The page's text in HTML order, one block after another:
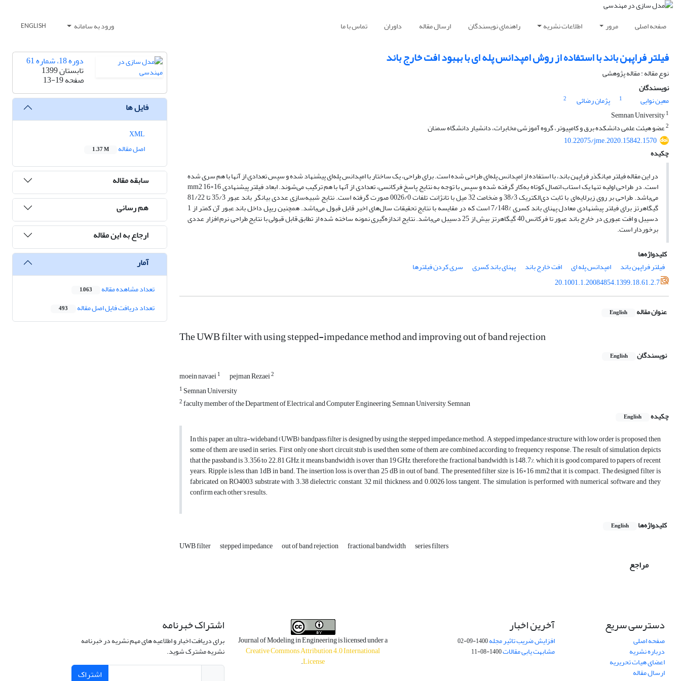
صفحه اصلی مرور اطلاعات نشریه راهنمای نویسندگان ارسال مقاله داوران تماس با ما ورود به سامانه ENGLISH
فیلتر فراپهن باند با استفاده از روش امپدانس پله ای با بهبود افت خارج باند
نوع مقاله : مقاله پژوهشی
نویسندگان
معین نوایی
1 پژمان رضائی
2
1
2عضو هیئت علمی دانشکده برق و کامپیوتر، گروه آموزشی مخابرات، دانشیار دانشگاه سمنان
10.22075/jme.2020.15842.1570
چکیده
در این مقاله فیلتر میانگذر فراپهن باند، با استفاده از امپدانس پله‌ای طراحی شده است. برای طراحی، یک ساختار با امپدانس پله‌ای پیشنهاد شده و سپس تعدادی از آنها با هم سری شده
است. در طراحی اولیه تنها یک استاب اتصال کوتاه به‌کار گرفته شده و سپس با توجه به نتایج پاسخ فرکانسی، تعدادی از آنها با هم ترکیب می‌شوند. ابعاد فیلتر پیشنهادی mm2 16×16
می‌باشد. طراحی بر روی زیرلایه‌ای با ثابت دی‌الکتریک 38/3 و ضخامت 32 میل با تانژانت تلفات 0026/0 صورت گرفته است. نتایج شبیه‌سازی عددی بیانگر باند عبور 35/3 تا 81/22
گیگاهرتز برای فیلتر پیشنهادی معادل پهنای باند کسری %7/148 است که در مقایسه با نتایج تحقیقات سال‌های اخیر قابل قبول می‌باشد. همچنین ریپل داخل باند عبور آن کمتر از 1
دسیبل و افت عبوری در خارج باند عبور تا فرکانس 40 گیگاهرتز بیش از 25 دسیبل می‌باشد. نتایج اندازه‌گیری نمونه ساخته شده از تطابق قابل قبولی با نتایج طراحی نرم افزار عددی
برخوردار است.
کلیدواژه‌ها
فیلتر فراپهن باند
امپدانس پله ای افت خارج باند پهنای باند کسری
سری کردن فیلترها
20.1001.1.20084854.1399.18.61.2.7
عنوان مقاله English
The UWB filter with using stepped-impedance method and improving out of band rejection
نویسندگان English
moein navaei1 pejman Rezaei2
1 Semnan University
2faculty member of the Department of Electrical and Computer Engineering, Semnan University, Semnan
چکیده
English
In this paper, an ultra-wideband (UWB) bandpass filter is designed by using the stepped impedance method. A stepped impedance structure with low order is proposed, then
some of them are used in series. First only one short circuit stub is used then some of them are combined according to frequency response. The result of simulation depicts
that the passband is 3.356 to 22.81 GHz, it means bandwidth is over than 19 GHz, therefore the fractional bandwidth is 148.7%, which it is good compared to papers of recent
years. Ripple is less than 1dB in band. The insertion loss is over than 25 dB in out of band. The presented filter size is 16×16 mm2 that it is compact. The designed filter is
fabricated on RO4003 substrate with 3.38 dielectric constant, 32 mil thickness, and 0.0026 loss tangent. The simulation is performed with numerical software and they
confirm each other's results.
کلیدواژه‌ها English
UWB filter stepped impedance out of band rejection fractional bandwidth series filters
مراجع
دوره 18، شماره 61
تابستان 1399
صفحه13-19
فایل ها
اصل مقاله
1.37 M
سابقه مقاله
هم رسانی
ارجاع به این مقاله
آمار
تعداد مشاهده مقاله 1,063
تعداد دریافت فایل اصل مقاله 493
دسترسی سریع
صفحه اصلی
درباره نشریه
اعضای هیات تحریریه
ارسال مقاله
آخرین اخبار
افزایش ضریب تاثیر مجله1400-09-02
مشابهت یابی مقالات1400-08-11
Journal of Modeling in Engineering is licensed under a
Creative Commons Attribution 4.0 International
License
.
اشتراک خبرنامه
برای دریافت اخبار و اطلاعیه های مهم نشریه در خبرنامه
نشریه مشترک شوید.
اشتراک